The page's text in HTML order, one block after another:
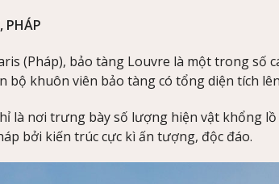
PHÁP
(Pháp), bảo tàng Louvre là một trong số
bộ khuôn viên bảo tàng có tổng diện tích
là nơi trưng bày số lượng hiện vật khổng
bởi kiến trúc cực kì ấn tượng, độc đáo.